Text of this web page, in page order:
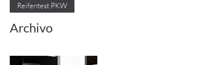
Reifentest PKW
Archivo